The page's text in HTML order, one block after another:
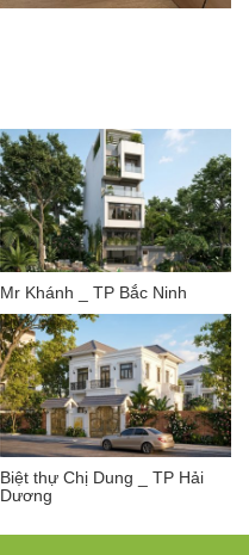
Mr Khánh _ TP Bắc Ninh
Biệt thự Chị Dung _ TP Hải
Dương